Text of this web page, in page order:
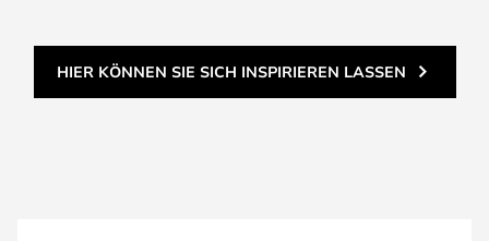
HIER KÖNNEN SIE SICH INSPIRIEREN LASSEN